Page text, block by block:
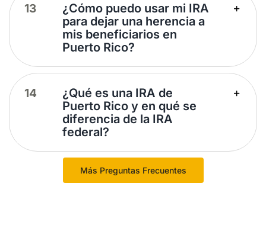
¿Cómo puedo usar mi IRA
para dejar una herencia a
mis beneficiarios en
Puerto Rico?
¿Qué es una IRA de
Puerto Rico y en qué se
diferencia de la IRA
federal?
Más Preguntas Frecuentes